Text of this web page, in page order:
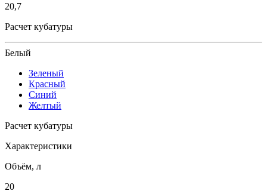
20,7
Расчет кубатуры
Белый
Зеленый
Красный
Синий
Желтый
Расчет кубатуры
Характеристики
Объём, л
20